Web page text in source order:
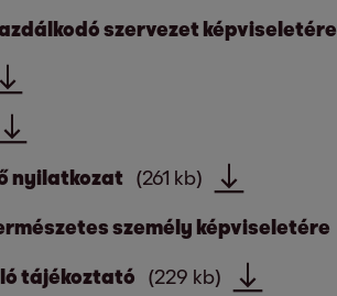
szervezet képviseletére
nyilatkozat (261 kb)
személy képviseletére
tájékoztató (229 kb)